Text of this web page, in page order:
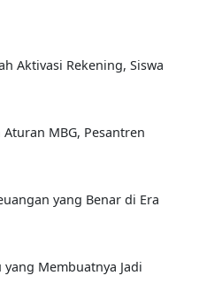
Aktivasi Rekening, Siswa
MBG, Pesantren
yang Benar di Era
yang Membuatnya Jadi